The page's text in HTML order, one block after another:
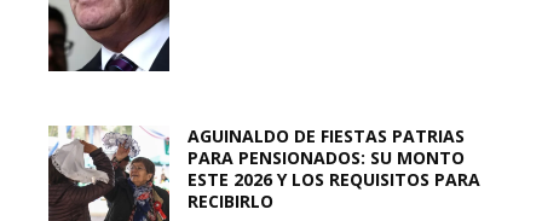
AGUINALDO DE FIESTAS PATRIAS
PARA PENSIONADOS: SU MONTO
ESTE 2026 Y LOS REQUISITOS PARA
RECIBIRLO